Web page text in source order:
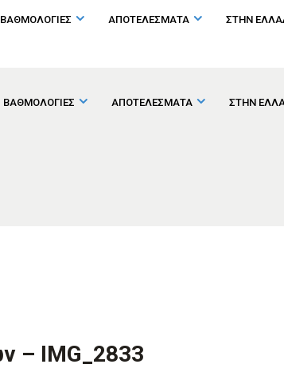
ΒΑΘΜΟΛΟΓΙΕΣ ΑΠΟΤΕΛΕΣΜΑΤΑ ΣΤΗΝ
ΒΑΘΜΟΛΟΓΙΕΣ ΑΠΟΤΕΛΕΣΜΑΤΑ ΣΤΗΝ
– IMG_2833